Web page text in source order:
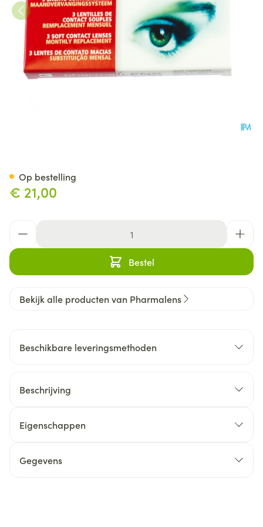
€ 21,00
Bestel
Op bestelling
Bekijk alle producten van Pharmalens
Beschikbare leveringsmethoden
Beschrijving
Eigenschappen
Gegevens